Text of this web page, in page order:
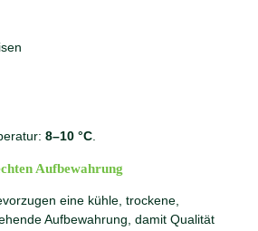
8–10 °C
Aufbewahrung
eine kühle, trockene,
Aufbewahrung, damit Qualität